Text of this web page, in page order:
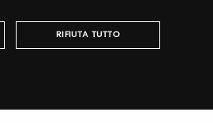
ITALIAN
ENGLISH
RIFIUTA TUTTO